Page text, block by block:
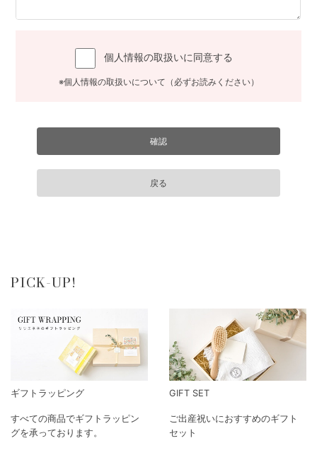
個人情報の取扱いに同意する
※個人情報の取扱いについて（必ずお読みください）
PICK-UP!
ギフトラッピング
すべての商品でギフトラッピン
グを承っております。
GIFT SET
ご出産祝いにおすすめのギフト
セット